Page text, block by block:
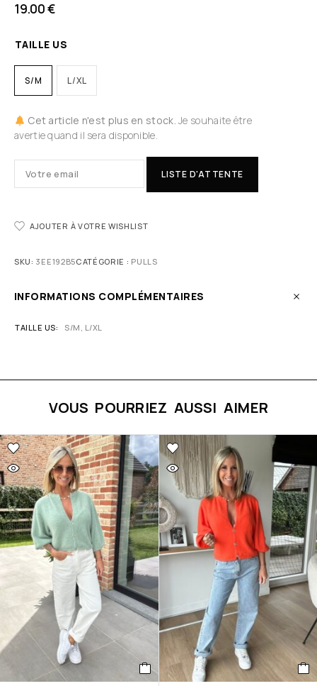
19.00€
TAILLE US
S/M L/XL
Cet article n'est plus en stock. Je souhaite être
avertie quand il sera disponible.
LISTE D'ATTENTE
AJOUTER À VOTRE WISHLIST
SKU: 3EE192B5CATÉGORIE : PULLS
INFORMATIONS COMPLÉMENTAIRES
TAILLE US S/M, L/XL
VOUS POURRIEZ AUSSI AIMER